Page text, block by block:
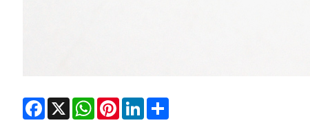
Facebook
X WhatsAppPinterestLinkedInShare